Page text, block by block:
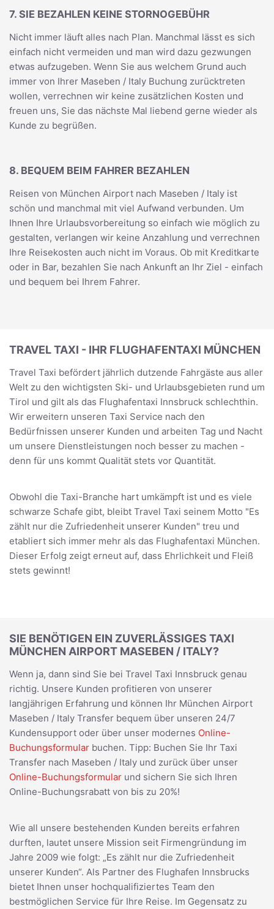
7. SIE BEZAHLEN KEINE STORNOGEBÜHR
Nicht immer läuft alles nach Plan. Manchmal lässt es sich
einfach nicht vermeiden und man wird dazu gezwungen
etwas aufzugeben. Wenn Sie aus welchem Grund auch
immer von Ihrer Maseben / Italy Buchung zurücktreten
wollen, verrechnen wir keine zusätzlichen Kosten und
freuen uns, Sie das nächste Mal liebend gerne wieder als
Kunde zu begrüßen.
8. BEQUEM BEIM FAHRER BEZAHLEN
Reisen von München Airport nach Maseben / Italy ist
schön und manchmal mit viel Aufwand verbunden. Um
Ihnen Ihre Urlaubsvorbereitung so einfach wie möglich zu
gestalten, verlangen wir keine Anzahlung und verrechnen
Ihre Reisekosten auch nicht im Voraus. Ob mit Kreditkarte
oder in Bar, bezahlen Sie nach Ankunft an Ihr Ziel - einfach
und bequem bei Ihrem Fahrer.
TRAVEL TAXI - IHR FLUGHAFENTAXI MÜNCHEN
Travel Taxi befördert jährlich dutzende Fahrgäste aus aller
Welt zu den wichtigsten Ski- und Urlaubsgebieten rund um
Tirol und gilt als das Flughafentaxi Innsbruck schlechthin.
Wir erweitern unseren Taxi Service nach den
Bedürfnissen unserer Kunden und arbeiten Tag und Nacht
um unsere Dienstleistungen noch besser zu machen -
denn für uns kommt Qualität stets vor Quantität.
Obwohl die Taxi-Branche hart umkämpft ist und es viele
schwarze Schafe gibt, bleibt Travel Taxi seinem Motto "Es
zählt nur die Zufriedenheit unserer Kunden" treu und
etabliert sich immer mehr als das Flughafentaxi München.
Dieser Erfolg zeigt erneut auf, dass Ehrlichkeit und Fleiß
stets gewinnt!
SIE BENÖTIGEN EIN ZUVERLÄSSIGES TAXI
MÜNCHEN AIRPORT MASEBEN / ITALY?
Wenn ja, dann sind Sie bei Travel Taxi Innsbruck genau
richtig. Unsere Kunden profitieren von unserer
langjährigen Erfahrung und können Ihr München Airport
Maseben / Italy Transfer bequem über unseren 24/7
Kundensupport oder über unser modernes Online-
Buchungsformular buchen. Tipp: Buchen Sie Ihr Taxi
Transfer nach Maseben / Italy und zurück über unser
Online-Buchungsformular und sichern Sie sich Ihren
Online-Buchungsrabatt von bis zu 20%!
Wie all unsere bestehenden Kunden bereits erfahren
durften, lautet unsere Mission seit Firmengründung im
Jahre 2009 wie folgt: „Es zählt nur die Zufriedenheit
unserer Kunden“. Als Partner des Flughafen Innsbrucks
bietet Ihnen unser hochqualifiziertes Team den
bestmöglichen Service für Ihre Reise. Im Gegensatz zu